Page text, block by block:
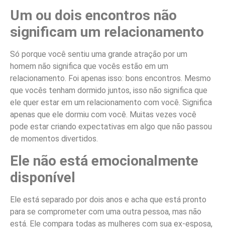
Um ou dois encontros não
significam um relacionamento
Só porque você sentiu uma grande atração por um
homem não significa que vocês estão em um
relacionamento. Foi apenas isso: bons encontros. Mesmo
que vocês tenham dormido juntos, isso não significa que
ele quer estar em um relacionamento com você. Significa
apenas que ele dormiu com você. Muitas vezes você
pode estar criando expectativas em algo que não passou
de momentos divertidos.
Ele não está emocionalmente
disponível
Ele está separado por dois anos e acha que está pronto
para se comprometer com uma outra pessoa, mas não
está. Ele compara todas as mulheres com sua ex-esposa,